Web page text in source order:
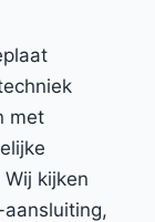
met
kijken